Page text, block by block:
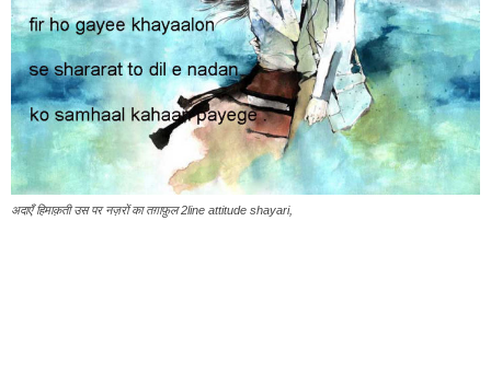
अदाएँ हिमाक़ती उस पर नज़रों का तग़ाफ़ुल 2line attitude shayari,